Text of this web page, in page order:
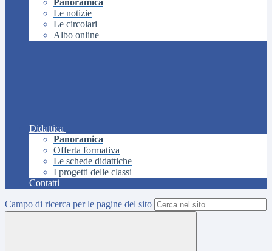
Panoramica
Le notizie
Le circolari
Albo online
Didattica
Panoramica
Offerta formativa
Le schede didattiche
I progetti delle classi
Contatti
Campo di ricerca per le pagine del sito